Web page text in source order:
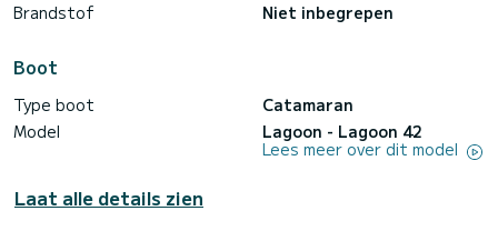
Brandstof
Niet inbegrepen
Boot
Type boot
Catamaran
Model
Lagoon - Lagoon 42
Lees meer over dit model
Laat alle details zien